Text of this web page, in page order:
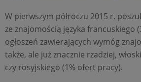
W pierwszym półroczu 2015 r.
ze znajomością języka francuskiego
ogłoszeń zawierających wymóg
także, ale już znacznie rzadziej,
czy rosyjskiego (1% ofert pracy).